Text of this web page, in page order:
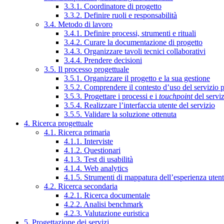
3.3.1. Coordinatore di progetto
3.3.2. Definire ruoli e responsabilità
3.4. Metodo di lavoro
3.4.1. Definire processi, strumenti e rituali
3.4.2. Curare la documentazione di progetto
3.4.3. Organizzare tavoli tecnici collaborativi
3.4.4. Prendere decisioni
3.5. Il processo progettuale
3.5.1. Organizzare il progetto e la sua gestione
3.5.2. Comprendere il contesto d’uso del servizio
3.5.3. Progettare i processi e i touchpointdel
3.5.4. Realizzare l’interfaccia utente del servizio
3.5.5. Validare la soluzione ottenuta
4. Ricerca progettuale
4.1. Ricerca primaria
4.1.1. Interviste
4.1.2. Questionari
4.1.3. Test di usabilità
4.1.4. Web analytics
4.1.5. Strumenti di mappatura dell’esperienza
4.2. Ricerca secondaria
4.2.1. Ricerca documentale
4.2.2. Analisi benchmark
4.2.3. Valutazione euristica
5. Progettazione dei servizi